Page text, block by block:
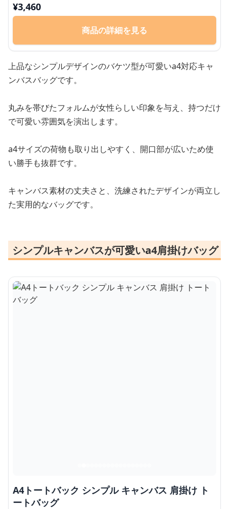
¥3,460
商品の詳細を見る
上品なシンプルデザインのバケツ型が可愛いa4対応キャ
ンバスバッグです。
丸みを帯びたフォルムが女性らしい印象を与え、持つだけ
で可愛い雰囲気を演出します。
a4サイズの荷物も取り出しやすく、開口部が広いため使
い勝手も抜群です。
キャンバス素材の丈夫さと、洗練されたデザインが両立し
た実用的なバッグです。
シンプルキャンバスが可愛いa4肩掛けバッグ
A4トートバック シンプル キャンバス 肩掛け ト
ートバッグ